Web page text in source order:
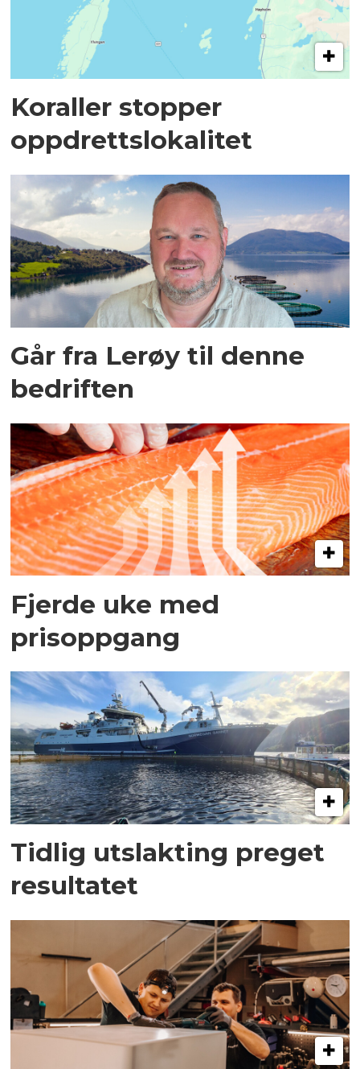
Koraller stopper
oppdrettslokalitet
Går fra Lerøy til denne
bedriften
Fjerde uke med
prisoppgang
Tidlig utslakting preget
resultatet